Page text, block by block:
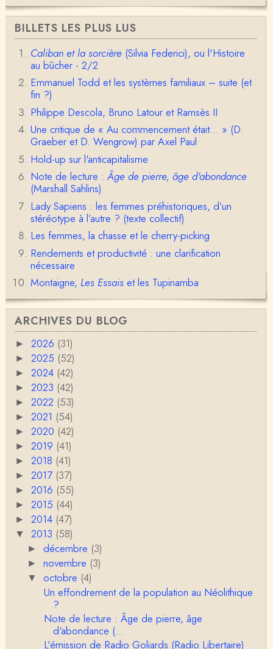
anne hebrard
Bonjour, peut-on trouver maintenant le manuscrit d'Al
ain Testart de 2009, souvent cité ?
Claude Julien
Bonjour Monsieur,Récent abonné à votre blog, je vi
ens de lire votre dernière publication, qui m’a be…
Anonymous
1° Le message subliminal est celui-ci: il y a un sché
ma évolutif des sociétés, avec des stades infér…
Olivier Anselm
Une nouvelle fois, cher Christophe Darmangeat, m
erci pour l'intelligence et le sens salutaire de…
Christophe Darmangeat
Déjà, je ne vois pas pourquoi le pénis compterait
moins que la peau ! ;-)Ensuite, je ne vois pas no…
Damian
Merci de cet excellent texte (même si il y a sans d
oute une faute de frappe dans la citation de A,
H…
Pierre
Bonjour,En fin de conférence vous évoquez les ca
uses de l'apparition de la notion d'égalité …
Christophe Darmangeat
En deux mots : vos questions sont légitimes, mais p
our la plupart d'entre elles, les données fon…
RV
Le concept de genre est un sacré foutoir – même
si l’on met de coté les acceptions récentes du mot
c…
Anonymous
Porteuses d'eau. Là les philosophes peuvent nous
servir à quelque chose (Bachelard, Gilbert Dura…
Christophe Darmangeat
C'est peut-être là où il faudrait s'entendre sur ce q
u'on appelle le genre, parce que j&…
Anonymous
Je pense que VB a raison, mais j'ajouterais que la
disparition du genre dont parle Christophe Da…
Sylvain Lejeune
Bonjour, j'ai trouvé cette intervention au Collège de
France très stimulante, ce qui m'a fai…
BILLETS LES PLUS LUS
Caliban et la sorcière(Silvia Federici), ou l'Histoire
au bûcher - 2/2
Emmanuel Todd et les systèmes familiaux – suite (et
fin ?)
Philippe Descola, Bruno Latour et Ramsès II
Une critique de « Au commencement était... » (D.
Graeber et D. Wengrow) par Axel Paul
Hold-up sur l'anticapitalisme
Note de lecture :Âge de pierre, âge d'abondance
(Marshall Sahlins)
Lady Sapiens : les femmes préhistoriques, d’un
stéréotype à l’autre ? (texte collectif)
Les femmes, la chasse et le cherry-picking
Rendements et productivité : une clarification
nécessaire
Montaigne, Les Essaiset les Tupinamba
ARCHIVES DU BLOG
► 2026 (31)
► 2025 (52)
► 2024 (42)
► 2023 (42)
► 2022 (53)
► 2021 (54)
► 2020 (42)
► 2019 (41)
► 2018 (41)
► 2017 (37)
► 2016 (55)
► 2015 (44)
► 2014 (47)
▼ 2013 (58)
► décembre (3)
►novembre (3)
▼ octobre (4)
Un effondrement de la population au Néolithique
?
Note de lecture : Âge de pierre, âge
d'abondance (...
L'émission de Radio Goliards (Radio Libertaire)